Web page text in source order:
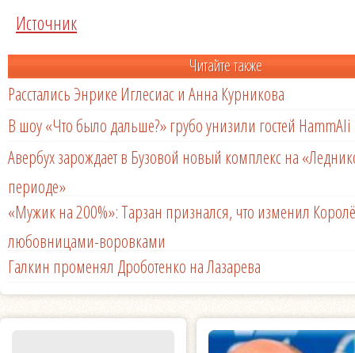
Источник
Читайте также
Расстались Энрике Иглесиас и Анна Курникова
В шоу «Что было дальше?» грубо унизили гостей HammAli
Авербух зарождает в Бузовой новый комплекс на
периоде»
«Мужик на 200%»: Тарзан признался, что изменил
любовницами-воровками
Галкин променял Дроботенко на Лазарева